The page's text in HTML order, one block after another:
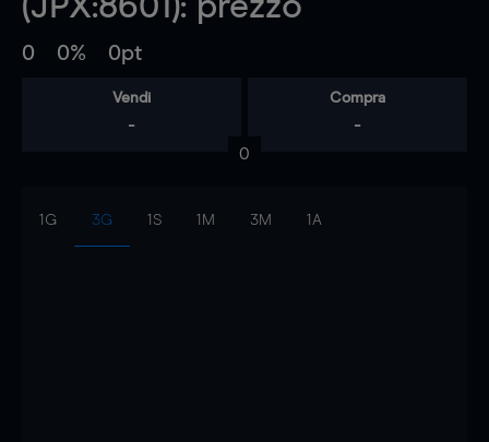
(JPX:8601): prezzo
0 0% 0pt
Vendi
-
Compra
-
0
1G 3G 1S 1M 3M 1A